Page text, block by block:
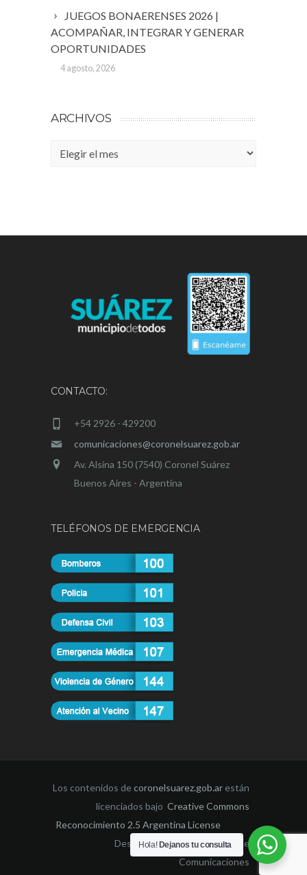
JUEGOS BONAERENSES 2026 |
ACOMPAÑAR, INTEGRAR Y GENERAR
OPORTUNIDADES
4 agosto, 2026
ARCHIVOS
Archivos
CONTACTO:
+54 2926 - 429200
comunicaciones@coronelsuarez.gob.ar
Av. Alsina 150 (7540) Coronel Suárez
Buenos Aires - Argentina
TELÉFONOS DE EMERGENCIA
Los contenidos decoronelsuarez.gob.ar están
licenciados bajo Creative Commons
Reconocimiento 2.5 Argentina License
Desarrollado por la Dirección de
Comunicaciones
Hola! Dejanos tu consulta